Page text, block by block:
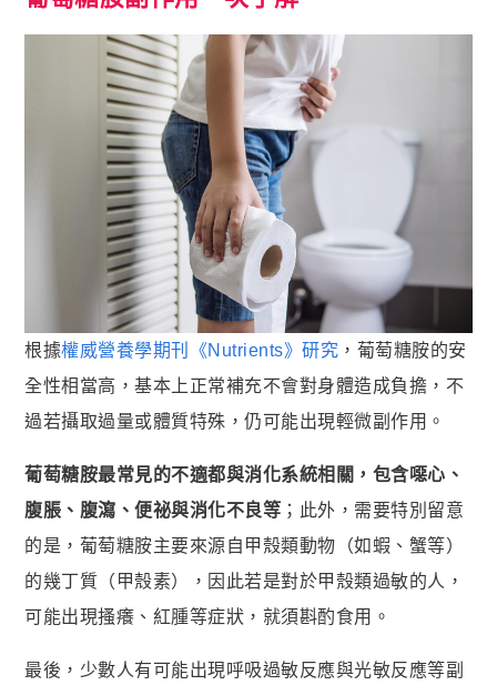
根據權威營養學期刊《Nutrients》研究 ，葡萄糖胺的安
全性相當高，基本上正常補充不會對身體造成負擔，不
過若攝取過量或體質特殊，仍可能出現輕微副作用。
葡萄糖胺最常見的不適都與消化系統相關，包含噁心、
腹脹、腹瀉、便祕與消化不良等 ；此外，需要特別留意
的是，葡萄糖胺主要來源自甲殼類動物（如蝦、蟹等）
的幾丁質（甲殼素），因此若是對於甲殼類過敏的人，
可能出現搔癢、紅腫等症狀，就須斟酌食用。
最後，少數人有可能出現呼吸過敏反應與光敏反應等副